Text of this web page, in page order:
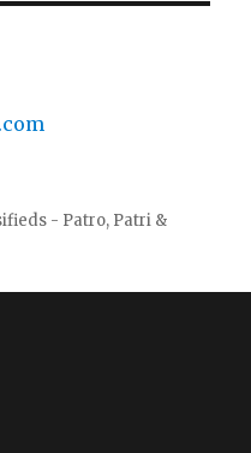
- Patro, Patri &